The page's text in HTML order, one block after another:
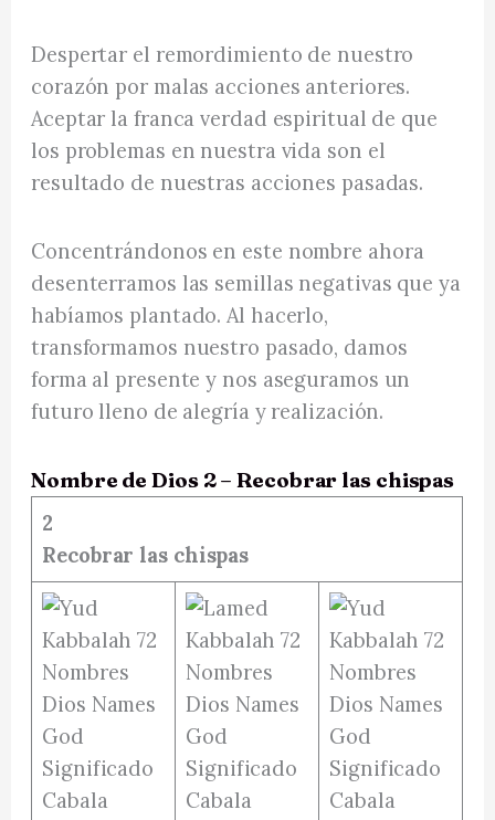
Despertar el remordimiento de nuestro
corazón por malas acciones anteriores.
Aceptar la franca verdad espiritual de que
los problemas en nuestra vida son el
resultado de nuestras acciones pasadas.
Concentrándonos en este nombre ahora
desenterramos las semillas negativas que ya
habíamos plantado. Al hacerlo,
transformamos nuestro pasado, damos
forma al presente y nos aseguramos un
futuro lleno de alegría y realización.
Nombre de Dios 2 – Recobrar las chispas
2
Recobrar las chispas